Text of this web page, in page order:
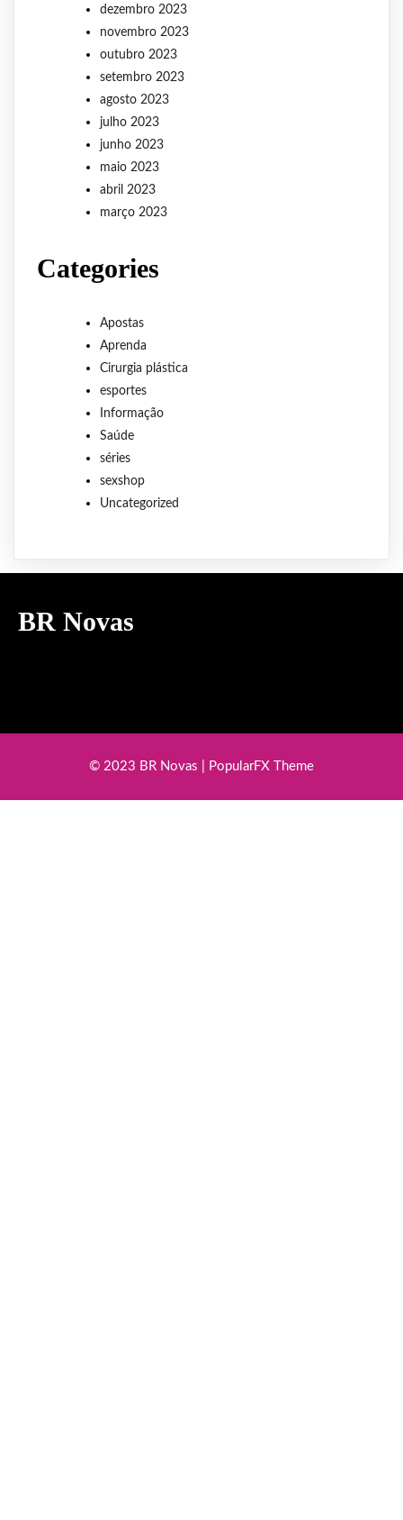
dezembro 2023
novembro 2023
outubro 2023
setembro 2023
agosto 2023
julho 2023
junho 2023
maio 2023
abril 2023
março 2023
Categories
Apostas
Aprenda
Cirurgia plástica
esportes
Informação
Saúde
séries
sexshop
Uncategorized
BR Novas
© 2023 BR Novas | PopularFX Theme